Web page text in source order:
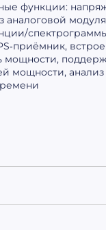
функции:
аналоговой
мощности,
мощности, анализ